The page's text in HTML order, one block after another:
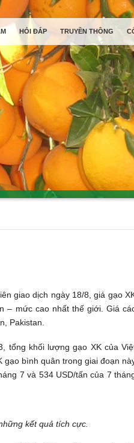
HỎI ĐÁP TRUYỀN THÔNG
giao dịch ngày 18/8, giá gạo
– mức cao nhất thế giới. Giá
Pakistan.
tổng khối lượng gạo XK của
gạo bình quân trong giai đoạn
7 và 534 USD/tấn của 7
kết quả tích cực.